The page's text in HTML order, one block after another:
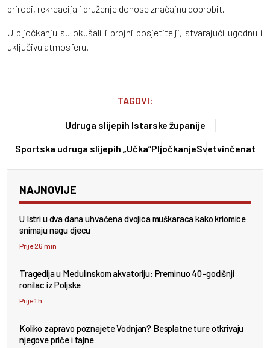
prirodi, rekreacija i druženje donose značajnu dobrobit.
U pljočkanju su okušali i brojni posjetitelji, stvarajući ugodnu i
uključivu atmosferu.
TAGOVI:
Udruga slijepih Istarske županije
Sportska udruga slijepih „Učka“PljočkanjeSvetvinčenat
NAJNOVIJE
U Istri u dva dana uhvaćena dvojica muškaraca kako kriomice
snimaju nagu djecu
Prije 26 min
Tragedija u Medulinskom akvatoriju: Preminuo 40-godišnji
ronilac iz Poljske
Prije 1 h
Koliko zapravo poznajete Vodnjan? Besplatne ture otkrivaju
njegove priče i tajne